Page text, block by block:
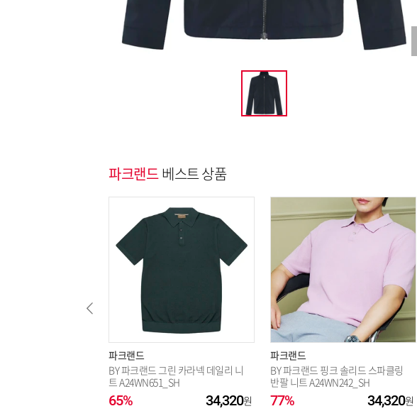
파크랜드 베스트 상품
파크랜드
BY 파크랜드 그린 카라넥 데일리 니
트 A24WN651_SH
65% 34,320
파크랜드
BY 파크랜드 핑크 솔리드 스파클링
반팔 니트 A24WN242_SH
77% 34,320